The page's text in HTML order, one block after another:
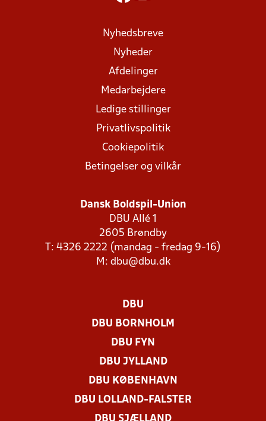
Nyhedsbreve
Nyheder
Afdelinger
Medarbejdere
Ledige stillinger
Privatlivspolitik
Cookiepolitik
Betingelser og vilkår
Dansk Boldspil-Union
DBU Allé 1
2605 Brøndby
T: 4326 2222 (mandag - fredag 9-16)
M: dbu@dbu.dk
DBU
DBU BORNHOLM
DBU FYN
DBU JYLLAND
DBU KØBENHAVN
DBU LOLLAND-FALSTER